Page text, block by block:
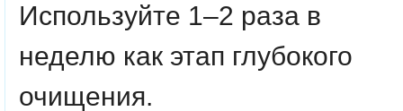
Используйте 1–2 раза в
неделю как этап глубокого
очищения.